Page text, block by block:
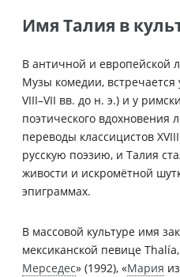
Имя Талия в
В античной и европейской
Музы комедии, встречается
VIII–VII вв. до н. э.) и у
поэтического вдохновения
переводы классицистов
русскую поэзию, и Талия
живости и искромётной
эпиграммах.
В массовой культуре имя
мексиканской певице
Мерседес» (1992), «Мария